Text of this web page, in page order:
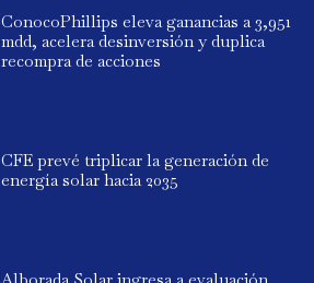
ConocoPhillips eleva ganancias a 3,951
mdd, acelera desinversión y duplica
recompra de acciones
CFE prevé triplicar la generación de
energía solar hacia 2035
Alborada Solar ingresa a evaluación